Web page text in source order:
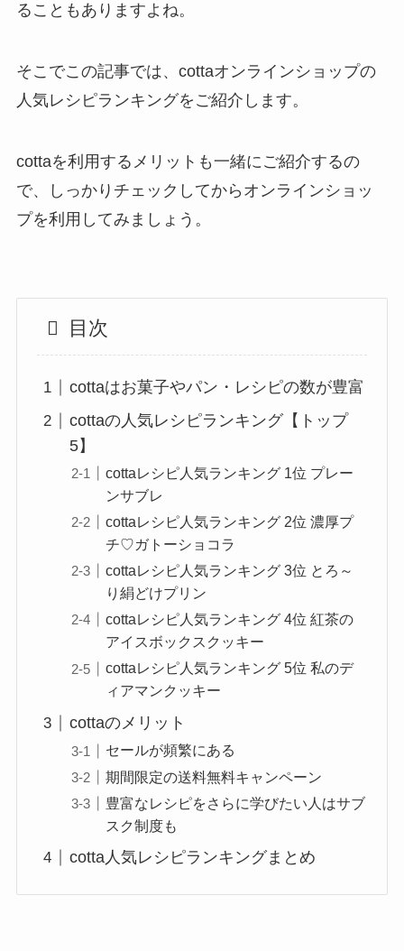
ることもありますよね。
そこでこの記事では、cottaオンラインショップの
人気レシピランキングをご紹介します。
cottaを利用するメリットも一緒にご紹介するの
で、しっかりチェックしてからオンラインショッ
プを利用してみましょう。
目次
cottaはお菓子やパン・レシピの数が豊富
cottaの人気レシピランキング【トップ
5】
cottaレシピ人気ランキング 1位 プレー
ンサブレ
cottaレシピ人気ランキング 2位 濃厚プ
チ♡ガトーショコラ
cottaレシピ人気ランキング 3位 とろ～
り絹どけプリン
cottaレシピ人気ランキング 4位 紅茶の
アイスボックスクッキー
cottaレシピ人気ランキング 5位 私のデ
ィアマンクッキー
cottaのメリット
セールが頻繁にある
期間限定の送料無料キャンペーン
豊富なレシピをさらに学びたい人はサブ
スク制度も
cotta人気レシピランキングまとめ